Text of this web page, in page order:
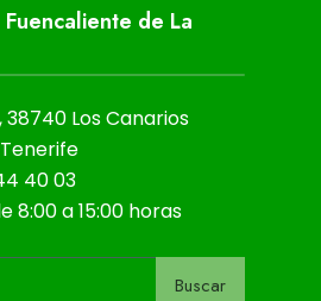
de La
38740 Los Canarios
40 03
8:00 a 15:00 horas
Buscar